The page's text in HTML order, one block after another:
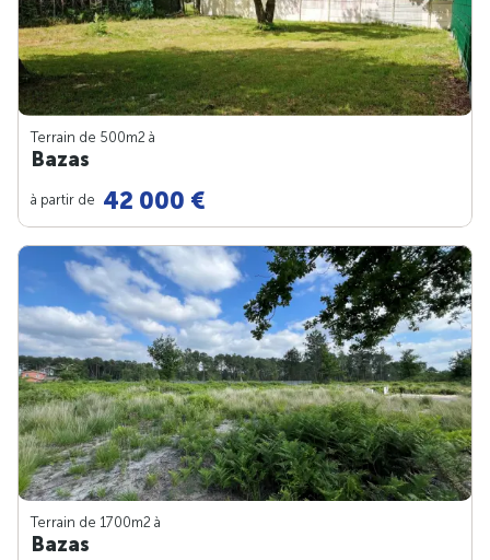
Terrain de 500m2 à
Bazas
à partir de 42 000 €
Terrain de 1700m2 à
Bazas